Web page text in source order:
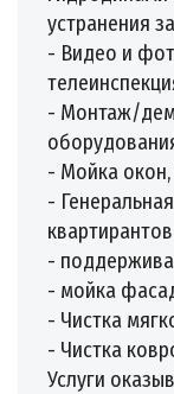
устранения
- Видео и
- Монтаж/
- Мойка
-
квартирантов
-
- мойка
- Чистка
- Чистка
Услуги